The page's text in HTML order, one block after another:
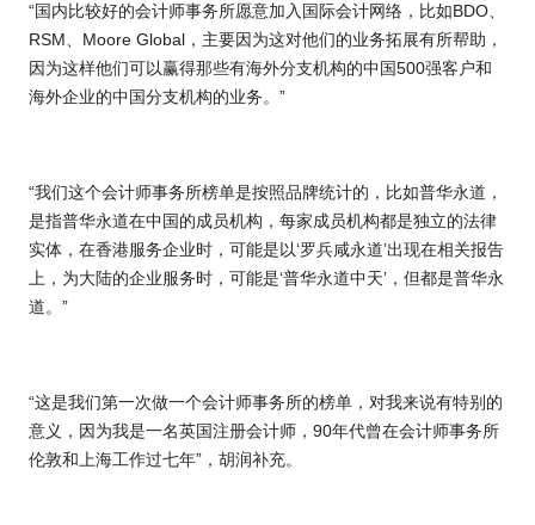
“国内比较好的会计师事务所愿意加入国际会计网络，比如BDO
RSM
Moore Global ，主要因为这对他们的业务拓展有所帮助，
因为这样他们可以赢得那些有海外分支机构的中国500强客户和
海外企业的中国分支机构的业务。”
“我们这个会计师事务所榜单是按照品牌统计的，比如普华永道，
是指普华永道在中国的成员机构，每家成员机构都是独立的法律
实体，在香港服务企业时，可能是以‘罗兵咸永道’出现在相关报告
上，为大陆的企业服务时，可能是‘普华永道中天’，但都是普华永
道。”
“这是我们第一次做一个会计师事务所的榜单，对我来说有特别的
意义，因为我是一名英国注册会计师， 90年代曾在会计师事务所
伦敦和上海工作过七年”，胡润补充。